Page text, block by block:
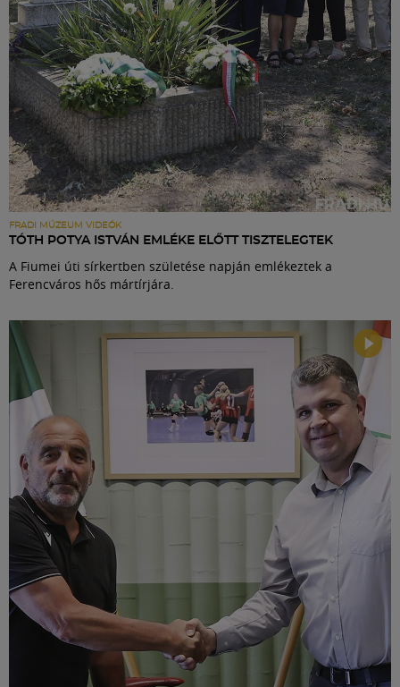
FRADI MÚZEUM VIDEÓK
TÓTH POTYA ISTVÁN EMLÉKE ELŐTT TISZTELEGTEK
A Fiumei úti sírkertben születése napján emlékeztek a
Ferencváros hős mártírjára.
Meccscenter
Klub
Szolgáltatások
Shop
Közösség
Múzeum
English